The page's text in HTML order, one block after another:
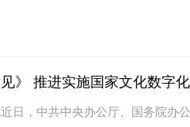
》 推进实施国家文化数字
日，中共中央办公厅、国务院办